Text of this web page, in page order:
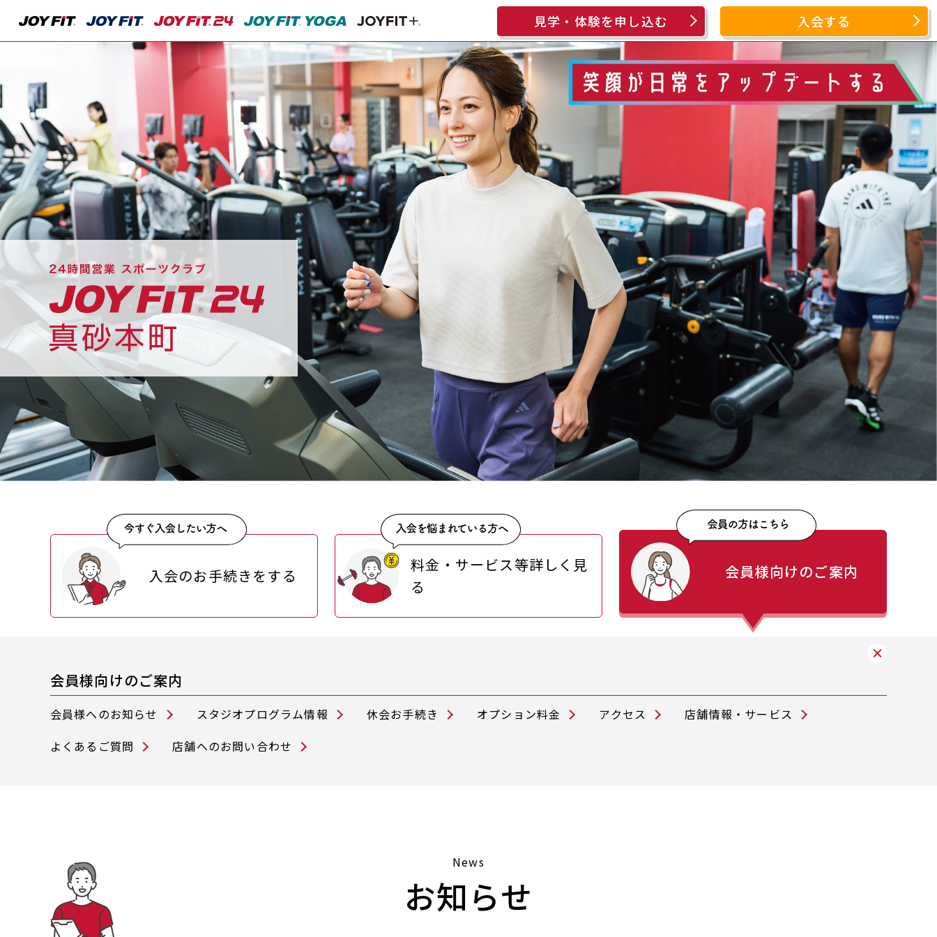
見学・体験を申し込む 入会する
入会のお手続きをする
料金・サービス等詳しく見
る
会員様向けのご案内
会員様向けのご案内
会員様へのお知らせ スタジオプログラム情報 休会お手続き オプション料金 アクセス
店舗情報・サービス
よくあるご質問
店舗へのお問い合わせ
News
お知らせ